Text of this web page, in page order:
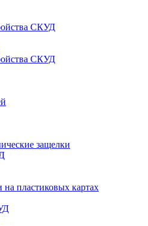
СКУД
СКУД
защелки
на пластиковых картах